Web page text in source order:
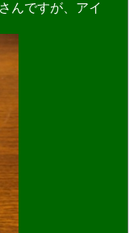
んですが、アイ